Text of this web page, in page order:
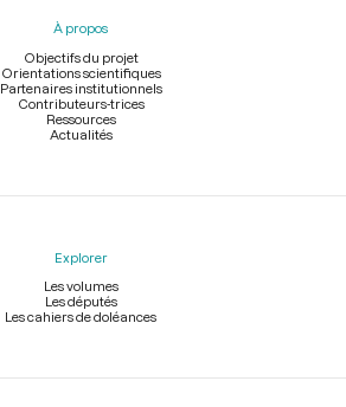
À propos
Objectifs du projet
Orientations scientifiques
Partenaires institutionnels
Contributeurs-trices
Ressources
Actualités
Explorer
Les volumes
Les députés
Les cahiers de doléances